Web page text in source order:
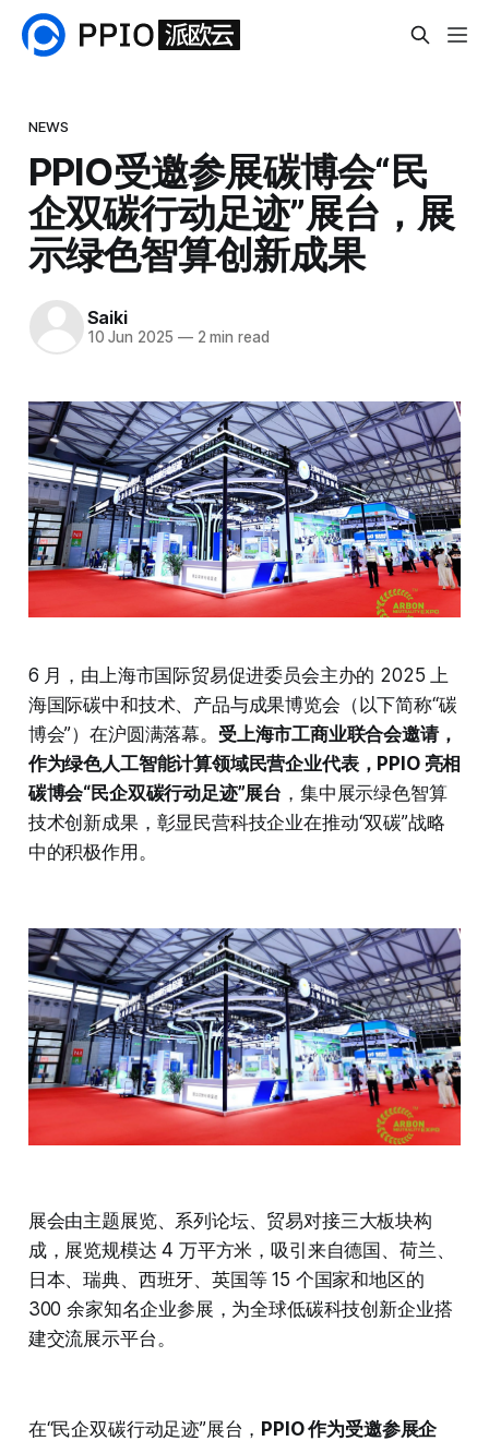
NEWS
PPIO受邀参展碳博会“民
企双碳行动足迹”展台，展
示绿色智算创新成果
Saiki
10 Jun 2025 —2 min read
6 月，由上海市国际贸易促进委员会主办的 2025 上
海国际碳中和技术、产品与成果博览会（以下简称“碳
博会”）在沪圆满落幕。 受上海市工商业联合会邀请，
作为绿色人工智能计算领域民营企业代表，PPIO 亮相
碳博会“民企双碳行动足迹”展台 ，集中展示绿色智算
技术创新成果，彰显民营科技企业在推动“双碳”战略
中的积极作用。
展会由主题展览、系列论坛、贸易对接三大板块构
成，展览规模达 4 万平方米，吸引来自德国、荷兰、
日本、瑞典、西班牙、英国等 15 个国家和地区的
300 余家知名企业参展，为全球低碳科技创新企业搭
建交流展示平台。
在“民企双碳行动足迹”展台， PPIO 作为受邀参展企